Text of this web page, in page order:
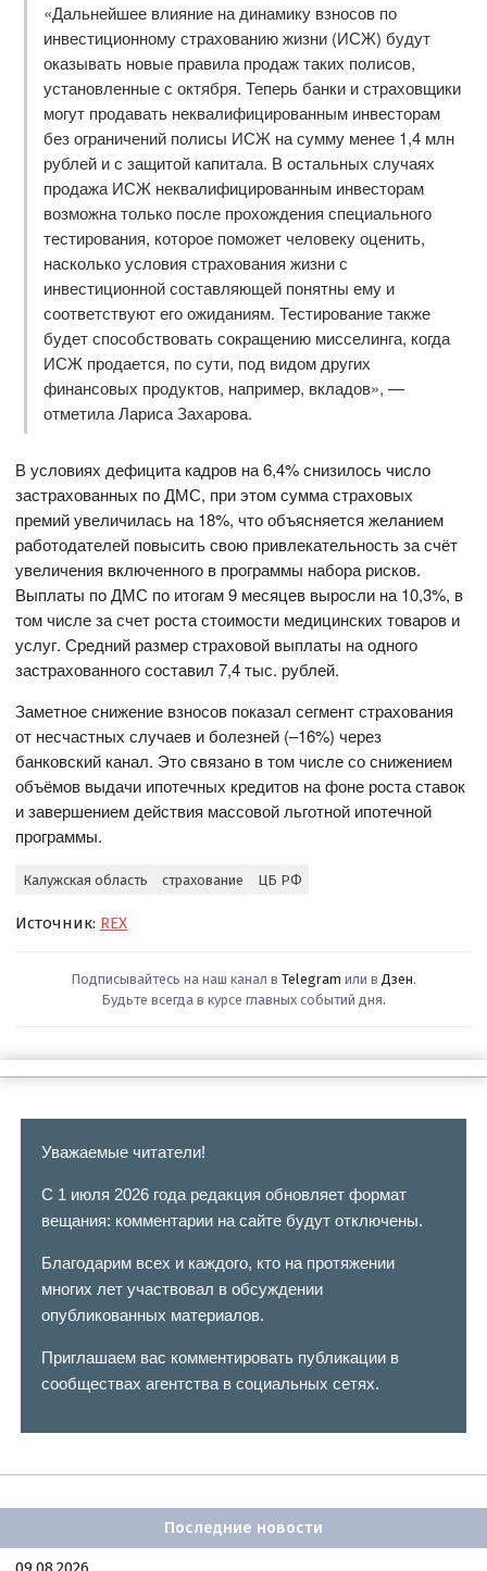
«Дальнейшее влияние на динамику взносов по
инвестиционному страхованию жизни (ИСЖ) будут
оказывать новые правила продаж таких полисов,
установленные с октября. Теперь банки и страховщики
могут продавать неквалифицированным инвесторам
без ограничений полисы ИСЖ на сумму менее 1,4 млн
рублей и с защитой капитала. В остальных случаях
продажа ИСЖ неквалифицированным инвесторам
возможна только после прохождения специального
тестирования, которое поможет человеку оценить,
насколько условия страхования жизни с
инвестиционной составляющей понятны ему и
соответствуют его ожиданиям. Тестирование также
будет способствовать сокращению мисселинга, когда
ИСЖ продается, по сути, под видом других
финансовых продуктов, например, вкладов», —
отметила Лариса Захарова.
В условиях дефицита кадров на 6,4% снизилось число
застрахованных по ДМС, при этом сумма страховых
премий увеличилась на 18%, что объясняется желанием
работодателей повысить свою привлекательность за счёт
увеличения включенного в программы набора рисков.
Выплаты по ДМС по итогам 9 месяцев выросли на 10,3%, в
том числе за счет роста стоимости медицинских товаров и
услуг. Средний размер страховой выплаты на одного
застрахованного составил 7,4 тыс. рублей.
Заметное снижение взносов показал сегмент страхования
от несчастных случаев и болезней (–16%) через
банковский канал. Это связано в том числе со снижением
объёмов выдачи ипотечных кредитов на фоне роста ставок
и завершением действия массовой льготной ипотечной
программы.
Калужская область страхование ЦБ РФ
Источник: REX
Подписывайтесь на наш канал в Telegram или в Дзен.
Будьте всегда в курсе главных событий дня.
Уважаемые читатели!
С 1 июля 2026 года редакция обновляет формат
вещания: комментарии на сайте будут отключены.
Благодарим всех и каждого, кто на протяжении
многих лет участвовал в обсуждении
опубликованных материалов.
Приглашаем вас комментировать публикации в
сообществах агентства в социальных сетях.
Последние новости